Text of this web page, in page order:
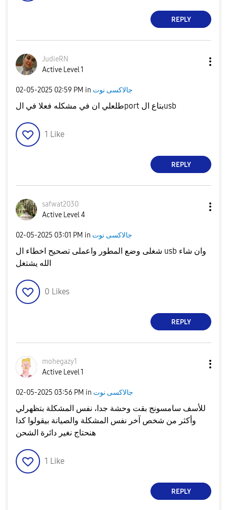
REPLY
JudieRN
Active Level 1
‎02-05-2025 02:59 PM in جالاكسى نوت
طلعلي ان في مشكله فعلا في الport بتاع الusb
1 Like
REPLY
safwat2030
Active Level 4
‎02-05-2025 03:01 PM in جالاكسى نوت
شغلى وضع المطور واعملى تصحيح اخطاء ال usb وان شاء
الله يشتغل
0 Likes
REPLY
mohegazy1
Active Level 1
‎02-05-2025 03:56 PM in جالاكسى نوت
للأسف سامسونج بقت وحشة جدا، نفس المشكلة بتظهرلي
وأكثر من شخص آخر نفس المشكلة والصيانة بيقولوا كدا
هنحتاج نغير دائرة الشحن
1 Like
REPLY